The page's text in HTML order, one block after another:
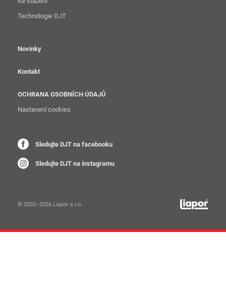
Technologie DJT
Novinky
Kontakt
OCHRANA OSOBNÍCH ÚDAJŮ
Nastavení cookies
Sledujte DJT na facebooku
Sledujte DJT na instagramu
© 2002–2026 Liapor s.r.o.